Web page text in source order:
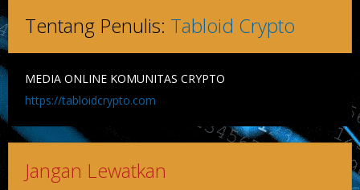
Tentang Penulis: Tabloid Crypto
MEDIA ONLINE KOMUNITAS CRYPTO
https://tabloidcrypto.com
Jangan Lewatkan